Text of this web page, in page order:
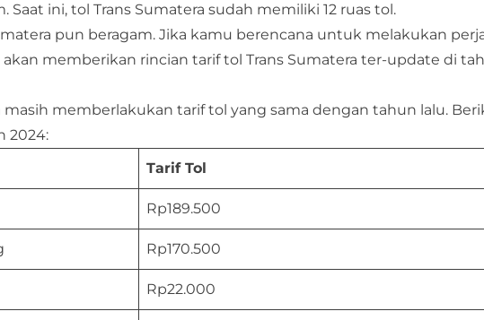
Saat ini, tol Trans Sumatera sudah memiliki 12 ruas tol.
pun beragam. Jika kamu berencana untuk melakukan
akan memberikan rincian tarif tol Trans Sumatera ter-update di
masih memberlakukan tarif tol yang sama dengan tahun lalu.
2024:
Tarif Tol
Rp189.500
Rp170.500
Rp22.000